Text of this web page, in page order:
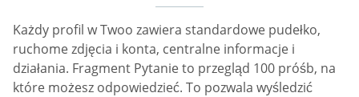
Każdy profil w Twoo zawiera standardowe pudełko,
ruchome zdjęcia i konta, centralne informacje i
działania. Fragment Pytanie to przegląd 100 próśb, na
które możesz odpowiedzieć. To pozwala wyśledzić